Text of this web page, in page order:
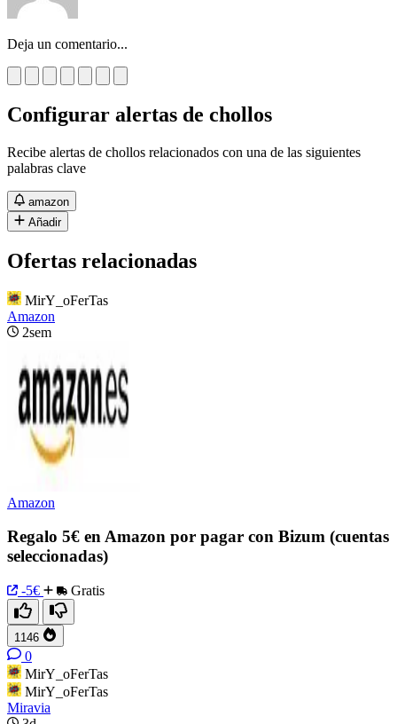
Deja un comentario...
Configurar alertas de chollos
Recibe alertas de chollos relacionados con una de las siguientes
palabras clave
amazon
Añadir
Ofertas relacionadas
MirY_oFerTas
Amazon
2sem
Amazon
Regalo 5€ en Amazon por pagar con Bizum (cuentas
seleccionadas)
-5€ Gratis
1146
0
MirY_oFerTas
MirY_oFerTas
Miravia